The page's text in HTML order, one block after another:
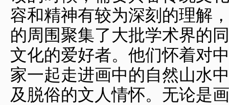
容和精神有较为深刻的理解
的周围聚集了大批学术界的
文化的爱好者。他们怀着对
家一起走进画中的自然山水
及脱俗的文人情怀。无论是